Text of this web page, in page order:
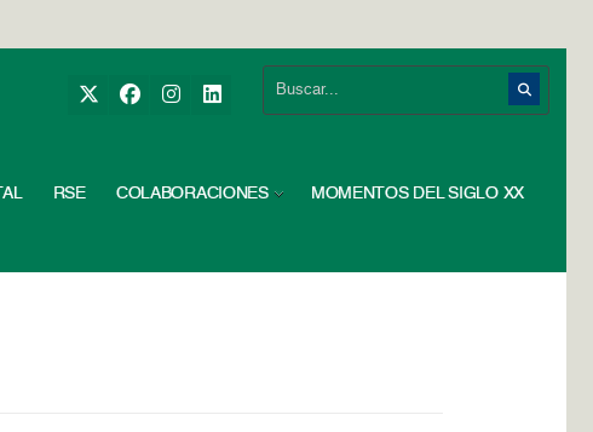
RSE COLABORACIONES MOMENTOS DEL SIGLO XX